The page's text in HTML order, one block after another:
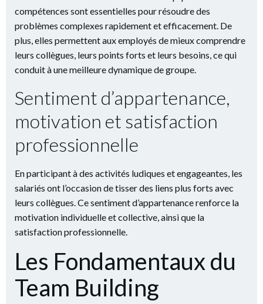
compétences sont essentielles pour résoudre des
problèmes complexes rapidement et efficacement. De
plus, elles permettent aux employés de mieux comprendre
leurs collègues, leurs points forts et leurs besoins, ce qui
conduit à une meilleure dynamique de groupe.
Sentiment d’appartenance,
motivation et satisfaction
professionnelle
En participant à des activités ludiques et engageantes, les
salariés ont l’occasion de tisser des liens plus forts avec
leurs collègues. Ce sentiment d’appartenance renforce la
motivation individuelle et collective, ainsi que la
satisfaction professionnelle.
Les Fondamentaux du
Team Building